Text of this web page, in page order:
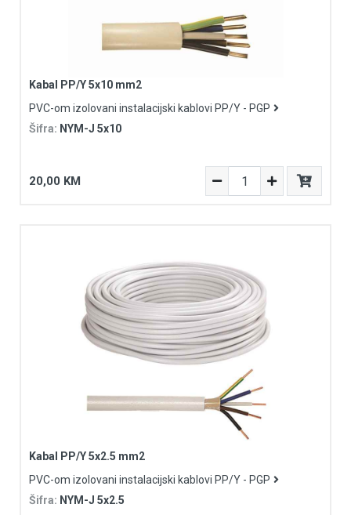
Kabal PP/Y 5x10 mm2
PVC-om izolovani instalacijski kablovi PP/Y - PGP
Šifra: NYM-J 5x10
20,00 KM
Kabal PP/Y 5x2.5 mm2
PVC-om izolovani instalacijski kablovi PP/Y - PGP
Šifra: NYM-J 5x2.5